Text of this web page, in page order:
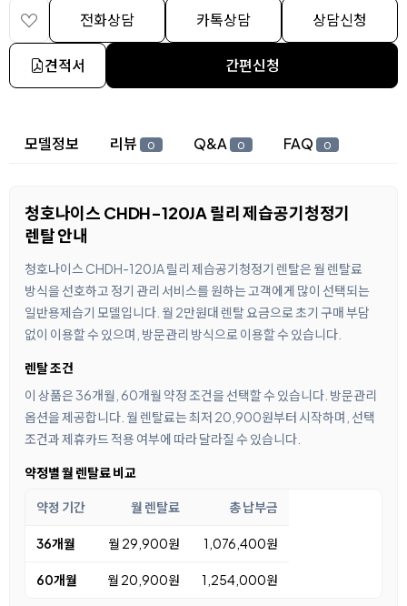
전화상담 카톡상담 상담신청
견적서 간편신청
상세 정보
모델정보 리뷰 0 Q&A 0 FAQ 0
청호나이스 CHDH-120JA 릴리 제습공기청정기
렌탈 안내
청호나이스 CHDH-120JA 릴리 제습공기청정기 렌탈은 월 렌탈료
방식을 선호하고 정기 관리 서비스를 원하는 고객에게 많이 선택되는
일반용제습기 모델입니다. 월 2만원대 렌탈 요금으로 초기 구매 부담
없이 이용할 수 있으며, 방문관리 방식으로 이용할 수 있습니다.
렌탈 조건
이 상품은 36개월, 60개월 약정 조건을 선택할 수 있습니다. 방문관리
옵션을 제공합니다. 월 렌탈료는 최저 20,900원부터 시작하며, 선택
조건과 제휴카드 적용 여부에 따라 달라질 수 있습니다.
약정별 월 렌탈료 비교
약정 기간 월 렌탈료 총 납부금
36개월 월 29,900원 1,076,400원
60개월 월 20,900원 1,254,000원